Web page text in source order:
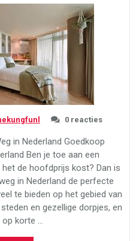
0 reacties
in Nederland Goedkoop
Ben je toe aan een
de hoofdprijs kost? Dan is
in Nederland de perfecte
te bieden op het gebied van
en gezellige dorpjes, en
op korte …